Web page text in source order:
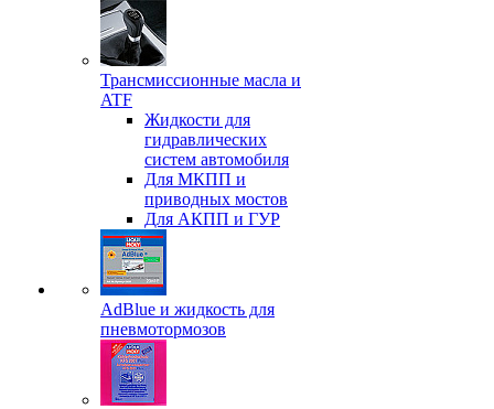
Трансмиссионные масла и
ATF
Жидкости для
гидравлических
систем автомобиля
Для МКПП и
приводных мостов
Для АКПП и ГУР
AdBlue и жидкость для
пневмотормозов